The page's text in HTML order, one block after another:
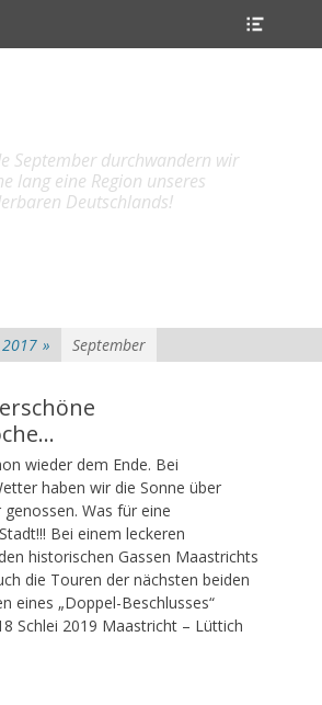
September durchwandern wir
lang eine Region unseres
Deutschlands!
2017 » September
wieder dem Ende. Bei
haben wir die Sonne über
Was für eine
Bei einem leckeren
historischen Gassen Maastrichts
die Touren der nächsten beiden
eines „Doppel-Beschlusses“
Schlei 2019 Maastricht – Lüttich